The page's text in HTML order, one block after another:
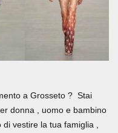
a Grosseto ? Stai
donna , uomo e bambino
vestire la tua famiglia ,